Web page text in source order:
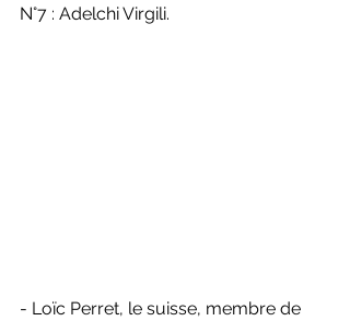
N°7 : Adelchi Virgili.
- Loïc Perret, le suisse, membre de